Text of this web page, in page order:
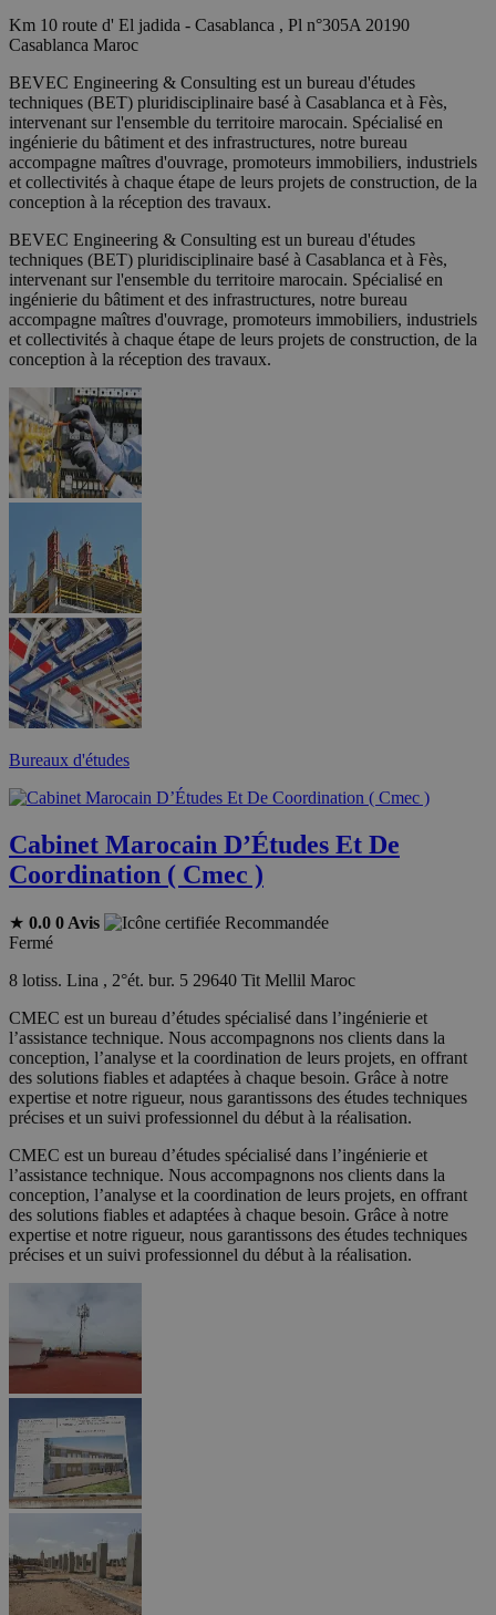
Km 10 route d' El jadida - Casablanca , Pl n°305A 20190
Casablanca Maroc
BEVEC Engineering & Consulting est un bureau d'études
techniques (BET) pluridisciplinaire basé à Casablanca et à Fès,
intervenant sur l'ensemble du territoire marocain. Spécialisé en
ingénierie du bâtiment et des infrastructures, notre bureau
accompagne maîtres d'ouvrage, promoteurs immobiliers, industriels
et collectivités à chaque étape de leurs projets de construction, de la
conception à la réception des travaux.
BEVEC Engineering & Consulting est un bureau d'études
techniques (BET) pluridisciplinaire basé à Casablanca et à Fès,
intervenant sur l'ensemble du territoire marocain. Spécialisé en
ingénierie du bâtiment et des infrastructures, notre bureau
accompagne maîtres d'ouvrage, promoteurs immobiliers, industriels
et collectivités à chaque étape de leurs projets de construction, de la
conception à la réception des travaux.
Bureaux d'études
Cabinet Marocain D’Études Et De
Coordination ( Cmec )
★ 0.0 0 Avis
Recommandée
Fermé
8 lotiss. Lina , 2°ét. bur. 5 29640 Tit Mellil Maroc
CMEC est un bureau d’études spécialisé dans l’ingénierie et
l’assistance technique. Nous accompagnons nos clients dans la
conception, l’analyse et la coordination de leurs projets, en offrant
des solutions fiables et adaptées à chaque besoin. Grâce à notre
expertise et notre rigueur, nous garantissons des études techniques
précises et un suivi professionnel du début à la réalisation.
CMEC est un bureau d’études spécialisé dans l’ingénierie et
l’assistance technique. Nous accompagnons nos clients dans la
conception, l’analyse et la coordination de leurs projets, en offrant
des solutions fiables et adaptées à chaque besoin. Grâce à notre
expertise et notre rigueur, nous garantissons des études techniques
précises et un suivi professionnel du début à la réalisation.